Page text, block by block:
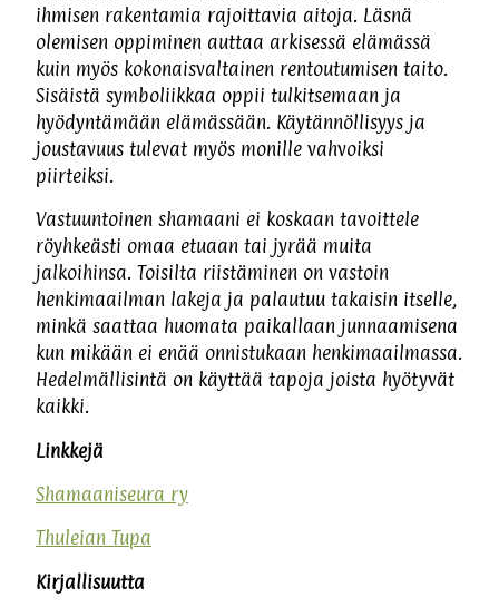
ihmisen rakentamia rajoittavia aitoja. Läsnä
olemisen oppiminen auttaa arkisessä elämässä
kuin myös kokonaisvaltainen rentoutumisen taito.
Sisäistä symboliikkaa oppii tulkitsemaan ja
hyödyntämään elämässään. Käytännöllisyys ja
joustavuus tulevat myös monille vahvoiksi
piirteiksi.
Vastuuntoinen shamaani ei koskaan tavoittele
röyhkeästi omaa etuaan tai jyrää muita
jalkoihinsa. Toisilta riistäminen on vastoin
henkimaailman lakeja ja palautuu takaisin itselle,
minkä saattaa huomata paikallaan junnaamisena
kun mikään ei enää onnistukaan henkimaailmassa.
Hedelmällisintä on käyttää tapoja joista hyötyvät
kaikki.
Linkkejä
Shamaaniseura ry
Thuleian Tupa
Kirjallisuutta